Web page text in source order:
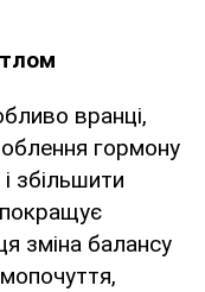
вранці,
гормону
збільшити
зміна балансу